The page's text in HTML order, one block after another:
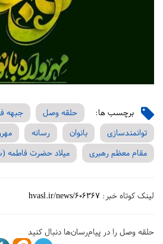
برچسب ها: حلقه وصل
جبهه
توانمندسازی
بانوان رسانه
مقام معظم رهبری
میلاد حضرت فاطمه
لینک کوتاه خبر: hvasl.ir/news/606367
حلقه وصل را در پیام‌رسان‌ها دنبال کنید